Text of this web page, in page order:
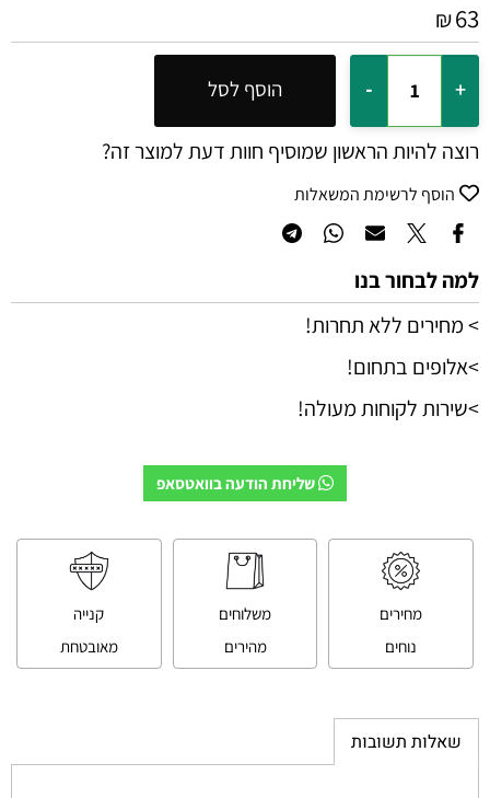
₪63
הוסף לסל
רוצה להיות הראשון שמוסיף חוות דעת למוצר זה?
הוסף לרשימת המשאלות
למה לבחור בנו
> מחירים ללא תחרות!
>אלופים בתחום!
>שירות לקוחות מעולה!
שליחת הודעה בוואטסאפ
מחירים
נוחים
משלוחים
מהירים
קנייה
מאובטחת
שאלות תשובות